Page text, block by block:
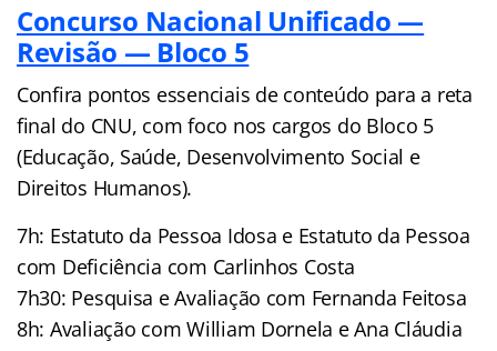
Concurso Nacional Unificado —
Revisão — Bloco 5
Confira pontos essenciais de conteúdo para a reta
final do CNU, com foco nos cargos do Bloco 5
(Educação, Saúde, Desenvolvimento Social e
Direitos Humanos).
7h: Estatuto da Pessoa Idosa e Estatuto da Pessoa
com Deficiência com Carlinhos Costa
7h30: Pesquisa e Avaliação com Fernanda Feitosa
8h: Avaliação com William Dornela e Ana Cláudia